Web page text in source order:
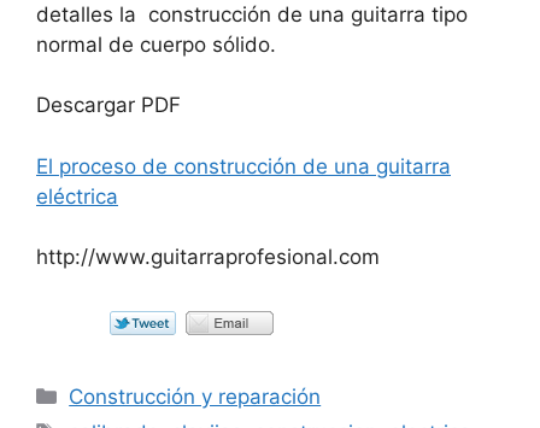
detalles la construcción de una guitarra tipo
normal de cuerpo sólido.
Descargar PDF
El proceso de construcción de una guitarra
eléctrica
http://www.guitarraprofesional.com
Categorías
Construcción y reparación